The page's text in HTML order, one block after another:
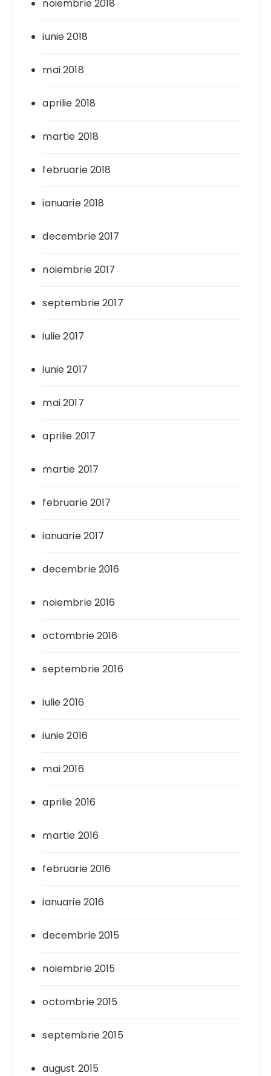
noiembrie 2018
iunie 2018
mai 2018
aprilie 2018
martie 2018
februarie 2018
ianuarie 2018
decembrie 2017
noiembrie 2017
septembrie 2017
iulie 2017
iunie 2017
mai 2017
aprilie 2017
martie 2017
februarie 2017
ianuarie 2017
decembrie 2016
noiembrie 2016
octombrie 2016
septembrie 2016
iulie 2016
iunie 2016
mai 2016
aprilie 2016
martie 2016
februarie 2016
ianuarie 2016
decembrie 2015
noiembrie 2015
octombrie 2015
septembrie 2015
august 2015